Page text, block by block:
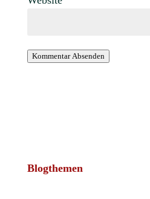
Kommentar Absenden
Blogthemen